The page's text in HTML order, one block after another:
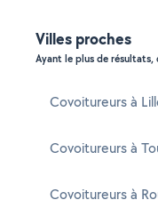
Villes proches
Ayant le plus de
Covoitureurs à
Covoitureurs à
Covoitureurs à